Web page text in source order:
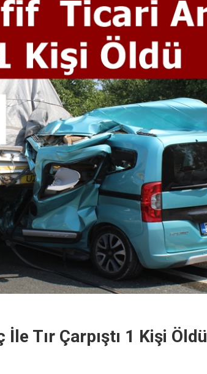
Tır Çarpıştı 1 Kişi Öldü